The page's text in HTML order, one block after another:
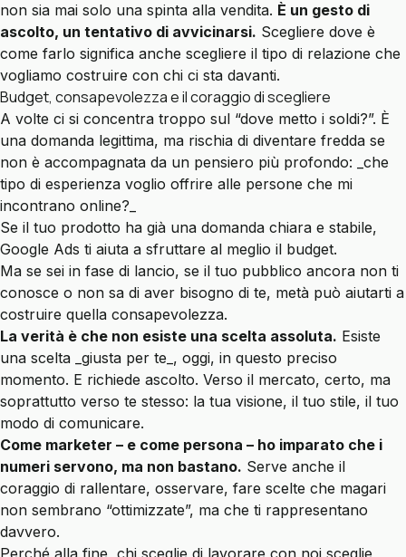
non sia mai solo una spinta alla vendita. È un gesto di
ascolto, un tentativo di avvicinarsi. Scegliere dove è
come farlo significa anche scegliere il tipo di relazione che
vogliamo costruire con chi ci sta davanti.
Budget, consapevolezza e il coraggio di scegliere
A volte ci si concentra troppo sul “dove metto i soldi?”. È
una domanda legittima, ma rischia di diventare fredda se
non è accompagnata da un pensiero più profondo: _che
tipo di esperienza voglio offrire alle persone che mi
incontrano online?_
Se il tuo prodotto ha già una domanda chiara e stabile,
Google Ads ti aiuta a sfruttare al meglio il budget.
Ma se sei in fase di lancio, se il tuo pubblico ancora non ti
conosce o non sa di aver bisogno di te, metà può aiutarti a
costruire quella consapevolezza.
La verità è che non esiste una scelta assoluta. Esiste
una scelta _giusta per te_, oggi, in questo preciso
momento. E richiede ascolto. Verso il mercato, certo, ma
soprattutto verso te stesso: la tua visione, il tuo stile, il tuo
modo di comunicare.
Come marketer – e come persona – ho imparato che i
numeri servono, ma non bastano. Serve anche il
coraggio di rallentare, osservare, fare scelte che magari
non sembrano “ottimizzate”, ma che ti rappresentano
davvero.
Perché alla fine, chi sceglie di lavorare con noi sceglie